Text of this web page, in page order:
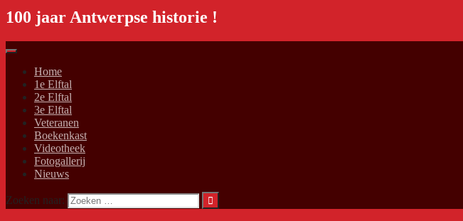
100 jaar Antwerpse historie !
Home
1e Elftal
2e Elftal
3e Elftal
Veteranen
Boekenkast
Videotheek
Fotogallerij
Nieuws
Zoeken naar: